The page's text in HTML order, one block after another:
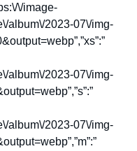
\/image-
album\/2023-07\/img-
album\/2023-07\/img-
album\/2023-07\/img-